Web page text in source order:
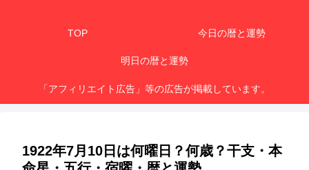
TOP 今日の暦と運勢
明日の暦と運勢
「アフィリエイト広告」等の広告が掲載しています。
1922年7月10日は何曜日？何歳？干支・本